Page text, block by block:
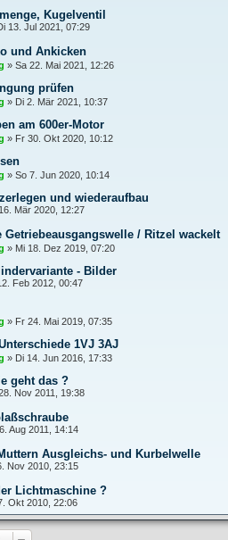
Kugelventil
13. Jul 2021, 07:29
und Ankicken
» Sa 22. Mai 2021, 12:26
prüfen
» Di 2. Mär 2021, 10:37
am 600er-Motor
» Fr 30. Okt 2020, 10:12
» So 7. Jun 2020, 10:14
und wiederaufbau
Mär 2020, 12:27
Getriebeausgangswelle / Ritzel wackelt
» Mi 18. Dez 2019, 07:20
- Bilder
Feb 2012, 00:47
» Fr 24. Mai 2019, 07:35
1VJ 3AJ
» Di 14. Jun 2016, 17:33
geht das ?
Nov 2011, 19:38
Aug 2011, 14:14
Ausgleichs- und Kurbelwelle
Nov 2010, 23:15
Lichtmaschine ?
Okt 2010, 22:06